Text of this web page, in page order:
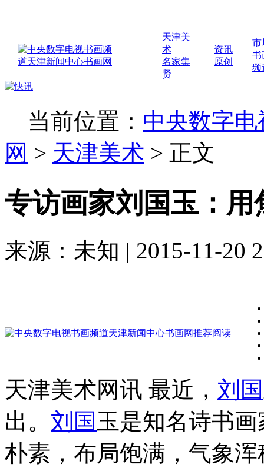
天津美
术
名家集
贤
资讯
原创
市
书
频
当前位置： 中央数字
网 > 天津美术 > 正文
专访画家刘国玉：
来源：未知 | 2015-11-20
天津美术网讯 最近， 刘国
出。 刘国 玉是知名诗书
朴素，布局饱满，气象